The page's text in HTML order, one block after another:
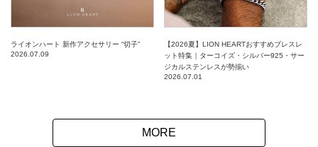
ライオンハート 新作アクセサリー “切子”
2026.07.09
【2026夏】LION HEARTおすすめブレスレ
ット特集｜ターコイズ・シルバー925・サー
ジカルステンレスが勢揃い
2026.07.01
MORE